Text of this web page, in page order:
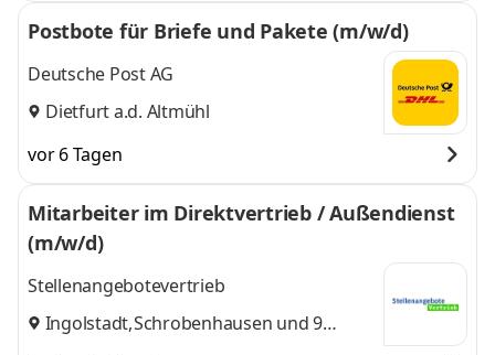
Postbote für Briefe und Pakete (m/w/d)
Deutsche Post AG
Dietfurt a.d. Altmühl
vor 6 Tagen
Mitarbeiter im Direktvertrieb / Außendienst
(m/w/d)
Stellenangebotevertrieb
Ingolstadt,Schrobenhausen und 9